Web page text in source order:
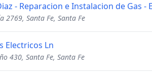
- Reparacion e Instalacion de Gas -
2769, Santa Fe, Santa Fe
Electricos Ln
430, Santa Fe, Santa Fe